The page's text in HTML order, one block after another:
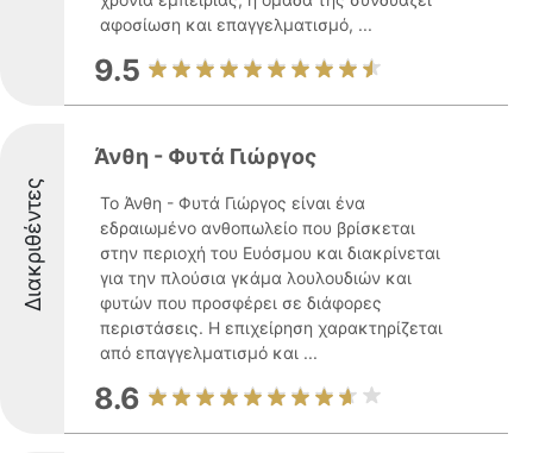
αφοσίωση και επαγγελματισμό, ...
9.5
Διακριθέντες
Άνθη - Φυτά Γιώργος
Το Άνθη - Φυτά Γιώργος είναι ένα
εδραιωμένο ανθοπωλείο που βρίσκεται
στην περιοχή του Ευόσμου και διακρίνεται
για την πλούσια γκάμα λουλουδιών και
φυτών που προσφέρει σε διάφορες
περιστάσεις. Η επιχείρηση χαρακτηρίζεται
από επαγγελματισμό και ...
8.6